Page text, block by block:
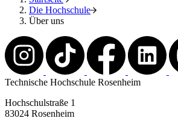
Die Hochschule
Über uns
Technische Hochschule Rosenheim
Hochschulstraße 1
83024 Rosenheim